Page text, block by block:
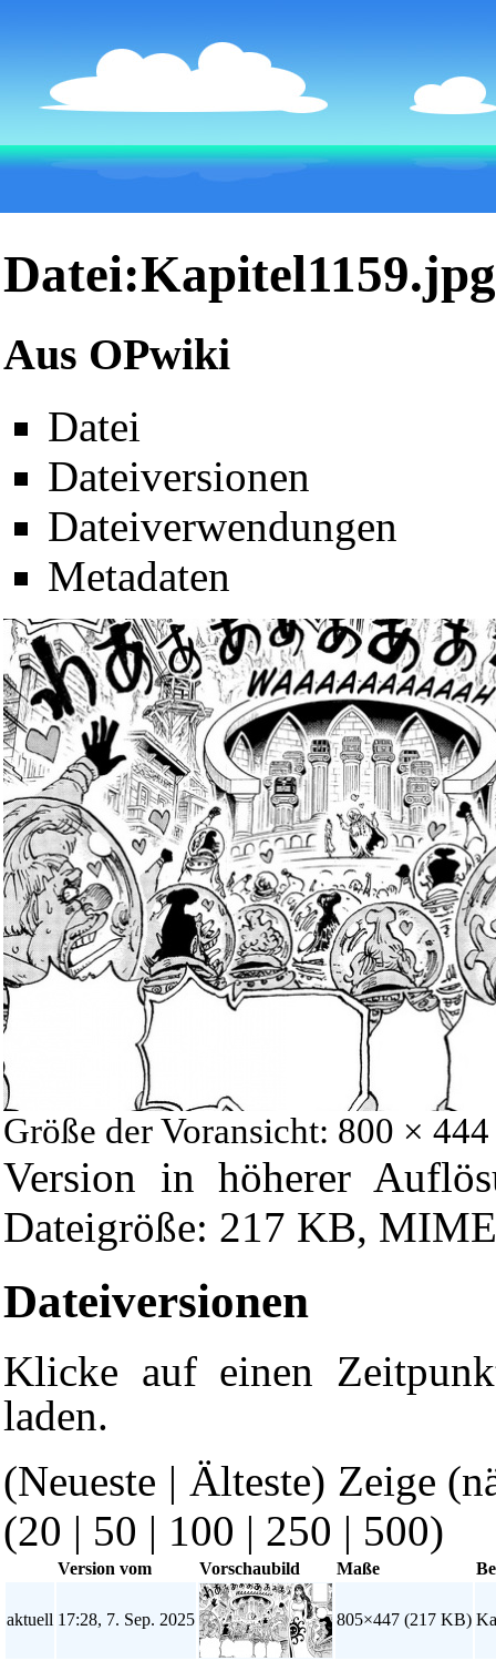
Datei:Kapitel1159.jpg
Aus OPwiki
Datei
Dateiversionen
Dateiverwendungen
Metadaten
Größe der Voransicht: 800 ×
Version in höherer
Dateigröße: 217 KB,
Dateiversionen
Klicke auf einen
laden.
(Neueste | Älteste) Zeige
(20 | 50 | 100 | 250 | 500)
Version vom Vorschaubild Maße
aktuell 17:28, 7. Sep. 2025 805×447 (217 KB)